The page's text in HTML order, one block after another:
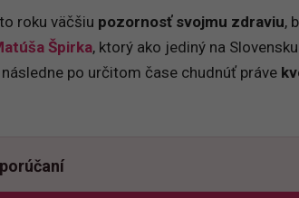
roku väčšiu pozornosť svojmu zdraviu,
Špirka, ktorý ako jediný na
po určitom čase chudnúť práve